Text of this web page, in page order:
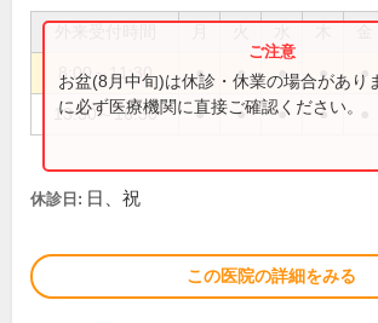
8:00～11:30 ● ● ● ● ●
13:30～16:30 ● ● ● ●
お盆(8月中旬)は休診・休業の場合があり
に必ず医療機関に直接ご確認ください。
休診日: 日、祝
この医院の詳細をみる